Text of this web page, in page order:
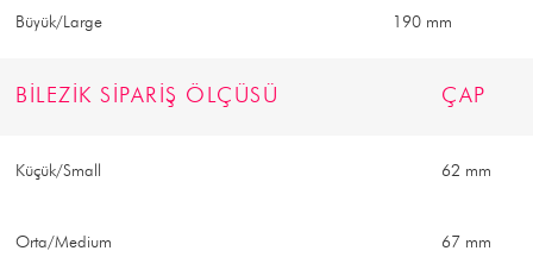
Büyük/Large 190 mm
BİLEZİK SİPARİŞ ÖLÇÜSÜ ÇAP
Küçük/Small 62 mm
Orta/Medium 67 mm